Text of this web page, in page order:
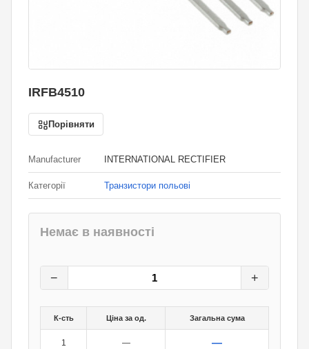
IRFB4510
Порівняти
Manufacturer INTERNATIONAL RECTIFIER
Категорії Транзистори польові
Немає в наявності
− +
К-сть Ціна за од. Загальна сума
1 — —